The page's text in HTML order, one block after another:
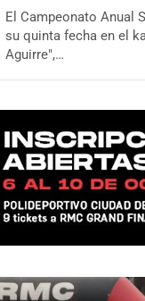
El Campeonato Anual
su quinta fecha en el
Aguirre",…